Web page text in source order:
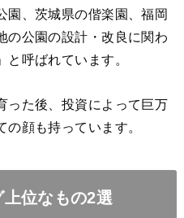
園、茨城県の偕楽園、福岡
の公園の設計・改良に関わ
呼ばれています。
った後、投資によって巨万
顔も持っています。
位なもの2選